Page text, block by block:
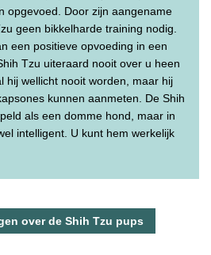
opgevoed. Door zijn aangename
geen bikkelharde training nodig.
een positieve opvoeding in een
Tzu uiteraard nooit over u heen
hij wellicht nooit worden, maar hij
kunnen aanmeten. De Shih
als een domme hond, maar in
intelligent. U kunt hem werkelijk
over de Shih Tzu pups